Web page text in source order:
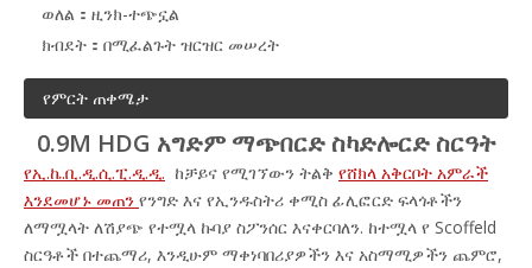
ወለል： ዚንክ-ተጭኗል
ክብደት： በሚፈልጉት ዝርዝር መሠረት
የምርት ጠቀሜታ
0.9M HDG አግድም ማጭበርድ ስካድሎርድ ስርዓት
የኢ.ኬ.ቢ.ዲ.ሲ.ፒ.ዲ.ዲ. ​ ከቻይና የሚገኘውን ትልቅ የሸክላ አቅርቦት አምራች
እንደመሆኑ መጠን የንግድ እና የኢንዱስትሪ ቀሚስ ፊሊፎርድ ፍላጎቶችን
ለማሟላት ለሽያጭ የተሟላ ኩባያ ስፖንሰር እናቀርባለን. ከተሟላ የ Scoffeld
ስርዓቶች በተጨማሪ, እንዲሁም ማቀነባበሪያዎችን እና አስማሚዎችን ጨምሮ,